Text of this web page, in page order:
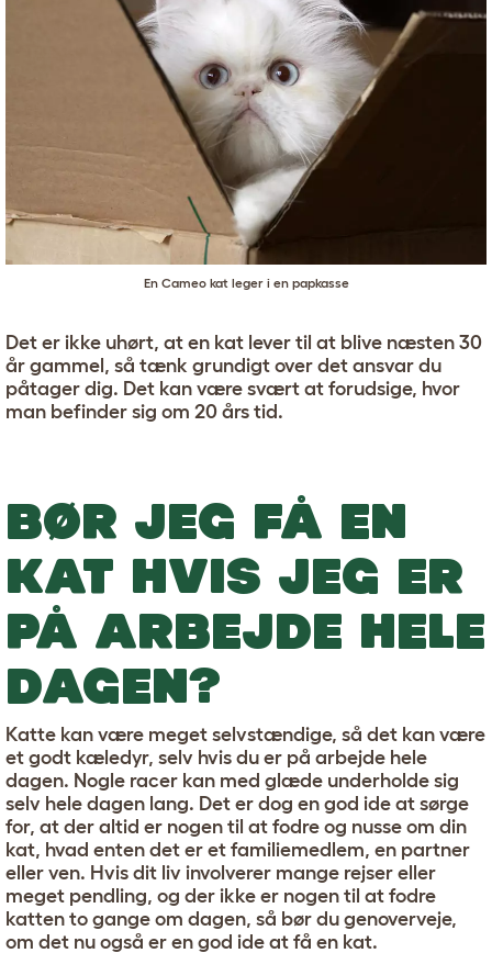
En Cameo kat leger i en papkasse
Det er ikke uhørt, at en kat lever til at blive næsten 30
år gammel, så tænk grundigt over det ansvar du
påtager dig. Det kan være svært at forudsige, hvor
man befinder sig om 20 års tid.
BØR JEG FÅ EN
KAT HVIS JEG ER
PÅ ARBEJDE HELE
DAGEN?
Katte kan være meget selvstændige, så det kan være
et godt kæledyr, selv hvis du er på arbejde hele
dagen. Nogle racer kan med glæde underholde sig
selv hele dagen lang. Det er dog en god ide at sørge
for, at der altid er nogen til at fodre og nusse om din
kat, hvad enten det er et familiemedlem, en partner
eller ven. Hvis dit liv involverer mange rejser eller
meget pendling, og der ikke er nogen til at fodre
katten to gange om dagen, så bør du genoverveje,
om det nu også er en god ide at få en kat.